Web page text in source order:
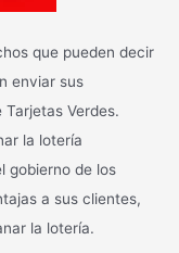
que pueden decir
enviar sus
Verdes.
la lotería
gobierno de los
a sus clientes,
la lotería.